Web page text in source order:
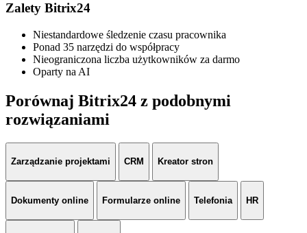
Zalety Bitrix24
Niestandardowe śledzenie czasu pracownika
Ponad 35 narzędzi do współpracy
Nieograniczona liczba użytkowników za darmo
Oparty na AI
Porównaj Bitrix24 z podobnymi
rozwiązaniami
Zarządzanie projektami CRM Kreator stron
Dokumenty online Formularze online Telefonia HR